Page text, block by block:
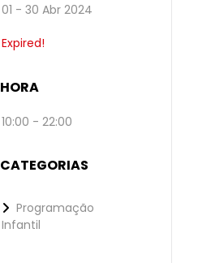
01 - 30 Abr 2024
Expired!
HORA
10:00 - 22:00
CATEGORIAS
Programação
Infantil